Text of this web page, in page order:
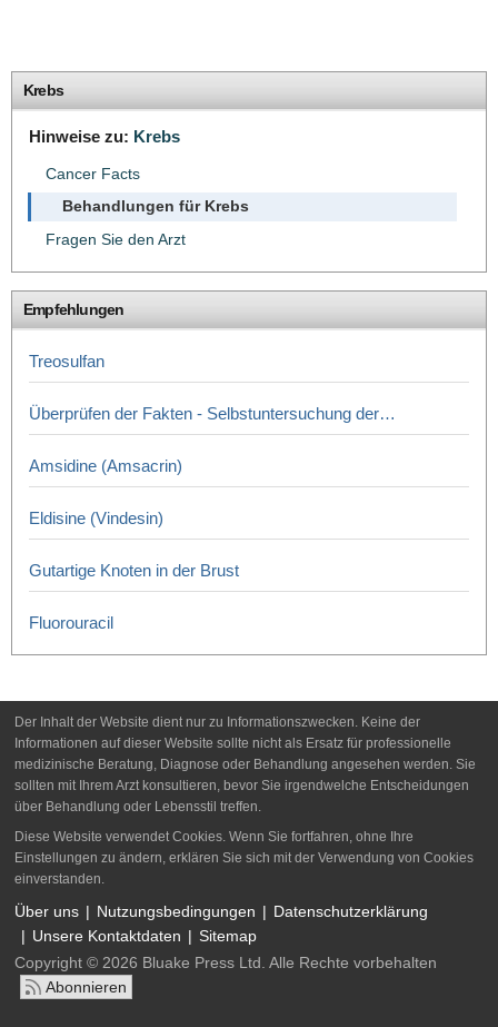
Krebs
Hinweise zu: Krebs
Cancer Facts
Behandlungen für Krebs
Fragen Sie den Arzt
Empfehlungen
Treosulfan
Überprüfen der Fakten - Selbstuntersuchung der…
Amsidine (Amsacrin)
Eldisine (Vindesin)
Gutartige Knoten in der Brust
Fluorouracil
Der Inhalt der Website dient nur zu Informationszwecken. Keine der
Informationen auf dieser Website sollte nicht als Ersatz für professionelle
medizinische Beratung, Diagnose oder Behandlung angesehen werden. Sie
sollten mit Ihrem Arzt konsultieren, bevor Sie irgendwelche Entscheidungen
über Behandlung oder Lebensstil treffen.
Diese Website verwendet Cookies. Wenn Sie fortfahren, ohne Ihre
Einstellungen zu ändern, erklären Sie sich mit der Verwendung von Cookies
einverstanden.
Über uns Nutzungsbedingungen
Datenschutzerklärung
Unsere Kontaktdaten
Sitemap
Copyright © 2026 Bluake Press Ltd. Alle Rechte vorbehalten
Abonnieren